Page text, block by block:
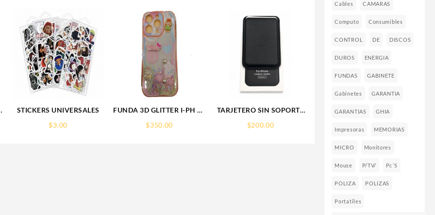
STICKERS UNIVERSALES
$3.00
FUNDA 3D GLITTER I-PH 15
FUNCASE
$350.00
TARJETERO SIN SOPORTE
LEATHER WALLET
$200.00
Cables CAMARAS
Computo Consumibles
CONTROL DE DISCOS
DUROS ENERGIA
FUNDAS GABINETE
Gabinetes GARANTIA
GARANTIAS GHIA
Impresoras MEMORIAS
MICRO Monitores
Mouse P/TV/ Pc´s
POLIZA POLIZAS
Portatiles